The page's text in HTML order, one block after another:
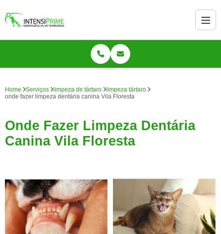
Home Serviços limpeza de tártaro
limpeza tártaro
onde fazer limpeza dentária canina Vila Floresta
Onde Fazer Limpeza Dentária
Canina Vila Floresta